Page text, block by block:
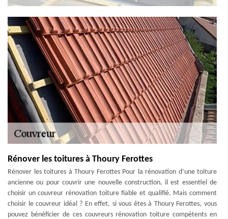
Rénover les toitures à Thoury Ferottes
Rénover les toitures à Thoury Ferottes Pour la rénovation d’une toiture
ancienne ou pour couvrir une nouvelle construction, il est essentiel de
choisir un couvreur rénovation toiture fiable et qualifié. Mais comment
choisir le couvreur idéal ? En effet, si vous êtes à Thoury Ferottes, vous
pouvez bénéficier de ces couvreurs rénovation toiture compétents en